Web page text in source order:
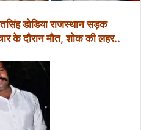
डोडिया राजस्थान सड़क
के दौरान मौत, शोक की लहर..